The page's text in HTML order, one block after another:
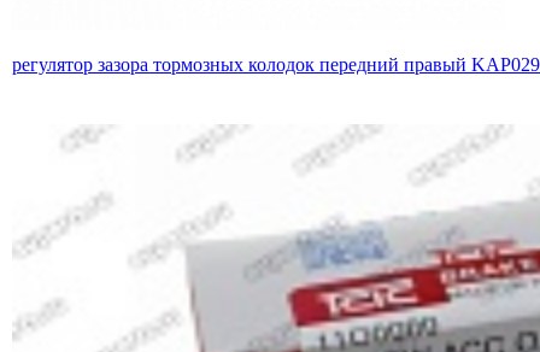
регулятор зазора тормозных колодок передний правый